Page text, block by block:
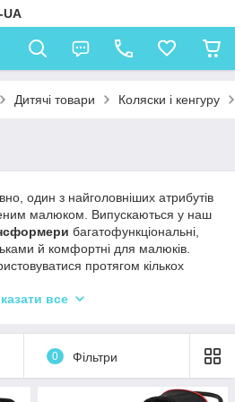
UA
Дитячі товари Коляски і кенгуру
один з найголовніших атрибутів
малюком. Випускаються у наш
багатофункціональні,
й комфортні для малюків.
протягом кількох
в літню або при зміні кута підйому
капюшони і чохли,
ви можете відвернутиколяску
контролювати малюка), місткі
все
0 Фільтри